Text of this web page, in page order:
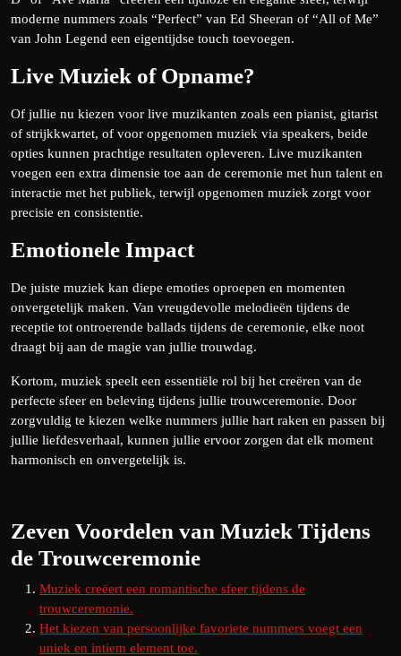
moderne nummers zoals “Perfect” van Ed Sheeran of “All of Me”
van John Legend een eigentijdse touch toevoegen.
Live Muziek of Opname?
Of jullie nu kiezen voor live muzikanten zoals een pianist, gitarist
of strijkkwartet, of voor opgenomen muziek via speakers, beide
opties kunnen prachtige resultaten opleveren. Live muzikanten
voegen een extra dimensie toe aan de ceremonie met hun talent en
interactie met het publiek, terwijl opgenomen muziek zorgt voor
precisie en consistentie.
Emotionele Impact
De juiste muziek kan diepe emoties oproepen en momenten
onvergetelijk maken. Van vreugdevolle melodieën tijdens de
receptie tot ontroerende ballads tijdens de ceremonie, elke noot
draagt bij aan de magie van jullie trouwdag.
Kortom, muziek speelt een essentiële rol bij het creëren van de
perfecte sfeer en beleving tijdens jullie trouwceremonie. Door
zorgvuldig te kiezen welke nummers jullie hart raken en passen bij
jullie liefdesverhaal, kunnen jullie ervoor zorgen dat elk moment
harmonisch en onvergetelijk is.
Zeven Voordelen van Muziek Tijdens
de Trouwceremonie
Muziek creëert een romantische sfeer tijdens de
trouwceremonie.
Het kiezen van persoonlijke favoriete nummers voegt een
uniek en intiem element toe.